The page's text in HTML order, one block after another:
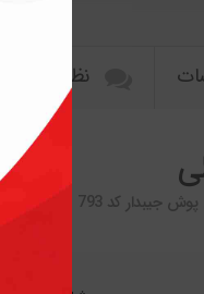
نظرات
جیبدار کد 793